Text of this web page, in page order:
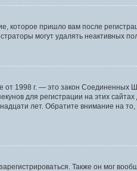
пришло вам после
могут удалять неактивных
от 1998 г. — это закон Соединенных
для регистрации на этих
лет. Обратите внимание на
Также он мог